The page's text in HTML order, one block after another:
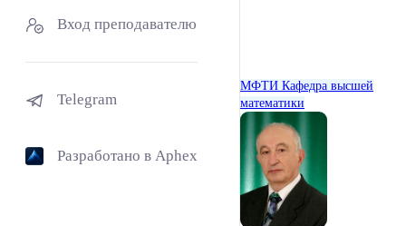
Вход преподавателю
Telegram
Разработано в Aphex
МФТИ Кафедра высшей
математики